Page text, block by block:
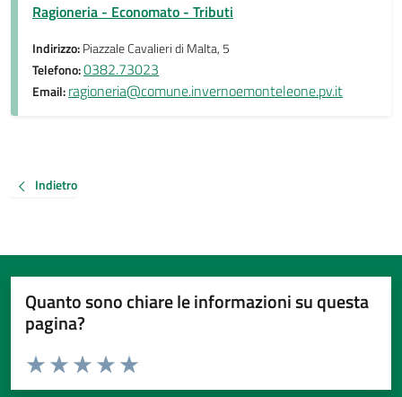
Ragioneria - Economato - Tributi
Indirizzo:Piazzale Cavalieri di Malta, 5
Telefono:0382.73023
Email:ragioneria@comune.invernoemonteleone.pv.it
Indietro
Quanto sono chiare le informazioni su questa
pagina?
Valuta da 1 a 5 stelle la pagina
Valuta 5 stelle su 5
Valuta 4 stelle su 5
Valuta 3 stelle su 5
Valuta 2 stelle su 5
Valuta 1 stelle su 5